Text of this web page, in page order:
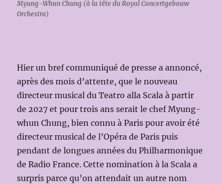
Myung-Whun Chung (à la tête du Royal Concertgebouw
Orchestra)
Hier un bref communiqué de presse a annoncé,
après des mois d’attente, que le nouveau
directeur musical du Teatro alla Scala à partir
de 2027 et pour trois ans serait le chef Myung-
whun Chung, bien connu à Paris pour avoir été
directeur musical de l’Opéra de Paris puis
pendant de longues années du Philharmonique
de Radio France. Cette nomination à la Scala a
surpris parce qu’on attendait un autre nom